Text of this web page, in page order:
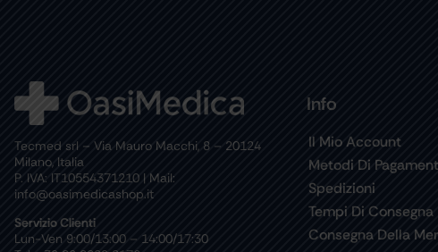
Tecmed srl – Via Mauro Macchi, 8 – 20124
Milano, Italia
P. IVA: IT10554371210 | Mail:
info@oasimedicashop.it
Servizio Clienti
Lun-Ven 9:00/13:00 – 14:00/17:30
Info
Il Mio Account
Metodi Di
Spedizioni
Tempi Di Consegna
Consegna Della